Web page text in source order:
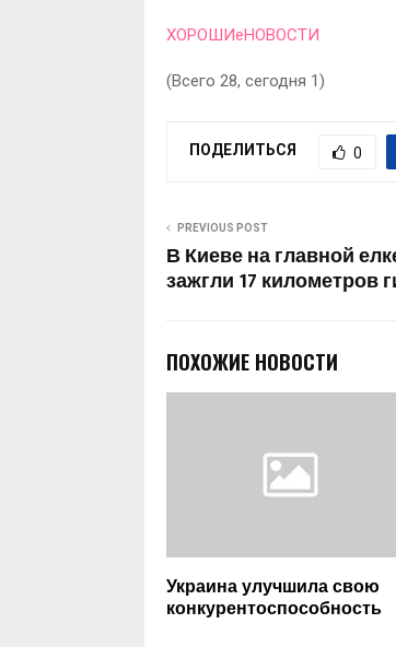
ХОРОШИеНОВОСТИ
(Всего 28, сегодня 1)
ПОДЕЛИТЬСЯ 0
PREVIOUS POST
В Киеве на главной
зажгли 17 километров
ПОХОЖИЕ НОВОСТИ
Украина улучшила свою
конкурентоспособность